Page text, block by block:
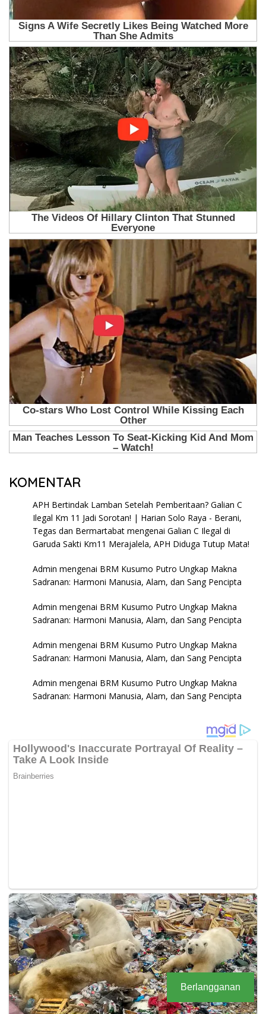
KOMENTAR
APH Bertindak Lamban Setelah Pemberitaan? Galian C
Ilegal Km 11 Jadi Sorotan! | Harian Solo Raya - Berani,
Tegas dan Bermartabat mengenai Galian C Ilegal di
Garuda Sakti Km11 Merajalela, APH Diduga Tutup Mata!
Admin mengenai BRM Kusumo Putro Ungkap Makna
Sadranan: Harmoni Manusia, Alam, dan Sang Pencipta
Admin mengenai BRM Kusumo Putro Ungkap Makna
Sadranan: Harmoni Manusia, Alam, dan Sang Pencipta
Admin mengenai BRM Kusumo Putro Ungkap Makna
Sadranan: Harmoni Manusia, Alam, dan Sang Pencipta
Admin mengenai BRM Kusumo Putro Ungkap Makna
Sadranan: Harmoni Manusia, Alam, dan Sang Pencipta
Berlangganan